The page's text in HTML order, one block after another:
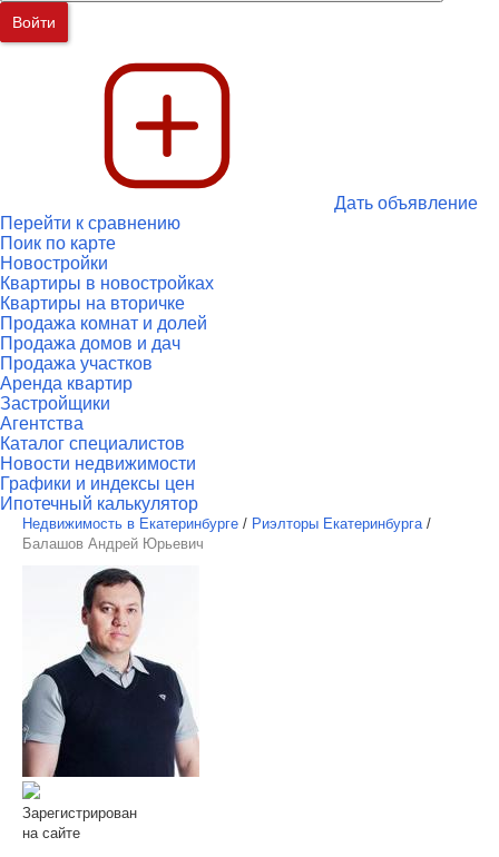
Войти
Дать объявление
Перейти к сравнению
Поик по карте
Новостройки
Квартиры в новостройках
Квартиры на вторичке
Продажа комнат и долей
Продажа домов и дач
Продажа участков
Аренда квартир
Застройщики
Агентства
Каталог специалистов
Новости недвижимости
Графики и индексы цен
Ипотечный калькулятор
Недвижимость в Екатеринбурге / Риэлторы Екатеринбурга /
Балашов Андрей Юрьевич
Зарегистрирован
на сайте